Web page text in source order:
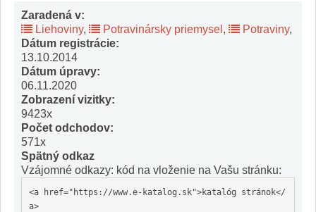
Zaradená v:
Liehoviny, Potravinársky priemysel , Potraviny,
Dátum registrácie:
13.10.2014
Dátum úpravy:
06.11.2020
Zobrazení vizitky:
9423x
Počet odchodov:
571x
Spätný odkaz
Vzájomné odkazy: kód na vloženie na Vašu stránku:
<a href="https://www.e-katalog.sk">katalóg stránok</
a>